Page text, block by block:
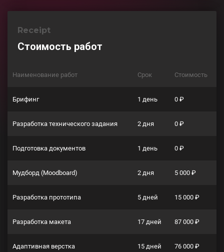
Receipt
Стоимость работ
Наименование работ Срок Стоимость
Брифинг 1 день 0 ₽
Разработка технического задания 2 дня 0 ₽
Подготовка документов 1 день 0 ₽
Мудборд (Moodboard) 2 дня 5 000 ₽
Разработка прототипа 5 дней 15 000 ₽
Разработка макета 17 дней 87 000 ₽
Адаптивная верстка 15 дней 76 000 ₽